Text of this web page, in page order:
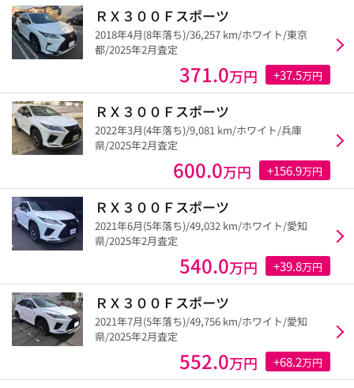
ＲＸ３００Ｆスポーツ
2018年4月(8年落ち)/36,257 km/ホワイト/東京
都/2025年2月査定
371.0万円 +37.5万円
ＲＸ３００Ｆスポーツ
2022年3月(4年落ち)/9,081 km/ホワイト/兵庫
県/2025年2月査定
600.0万円 +156.9万円
ＲＸ３００Ｆスポーツ
2021年6月(5年落ち)/49,032 km/ホワイト/愛知
県/2025年2月査定
540.0万円 +39.8万円
ＲＸ３００Ｆスポーツ
2021年7月(5年落ち)/49,756 km/ホワイト/愛知
県/2025年2月査定
552.0万円 +68.2万円